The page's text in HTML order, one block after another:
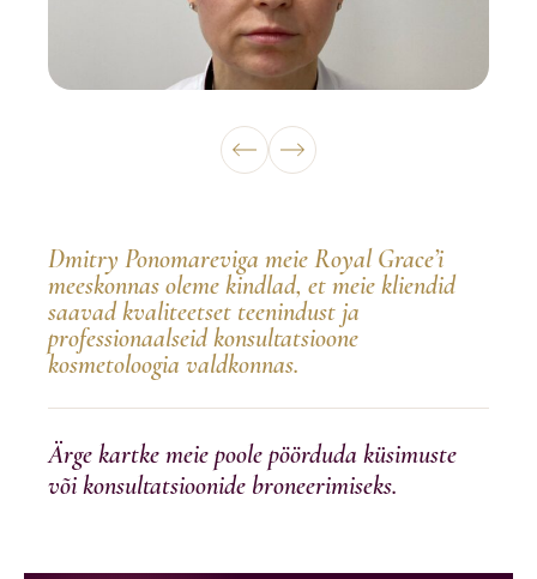
Dmitry Ponomareviga meie Royal Grace’i
meeskonnas oleme kindlad, et meie kliendid
saavad kvaliteetset teenindust ja
professionaalseid konsultatsioone
kosmetoloogia valdkonnas.
Ärge kartke meie poole pöörduda küsimuste
või konsultatsioonide broneerimiseks.